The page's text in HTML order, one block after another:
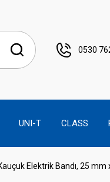
0530
UNI-T CLASS
Elektrik Bandı, 25 mm